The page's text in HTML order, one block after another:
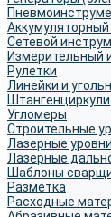
Сетевой
Измерительный
Рулетки
Линейки и
Штангенциркули
Угломеры
Строительные
Лазерные уровни
Лазерные
Шаблоны
Разметка
Расходные